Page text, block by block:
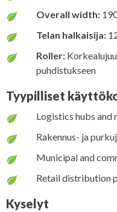
Overall width:
Telan halkaisija:
Roller:
puhdistukseen
Tyypilliset
Logistics hubs and
Rakennus- ja
Municipal and
Retail distribution
Kyselyt